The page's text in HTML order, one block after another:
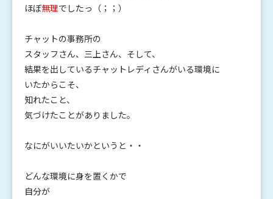
ほぼ無理でしたっ（；；）
チャットの事務所の
スタッフさん、三上さん、そして、
結果を出しているチャットレディさんがいる環境に
いたからこそ、
知れたこと、
気づけたことがありました。
なにがいいたいかというと・・
どんな環境に身を置くかで
自分が